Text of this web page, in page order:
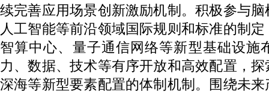
续完善应用场景创新激励机制。积极参与
人工智能等前沿领域国际规则和标准的制
智算中心、量子通信网络等新型基础设施
力、数据、技术等有序开放和高效配置，
深海等新型要素配置的体制机制。围绕未